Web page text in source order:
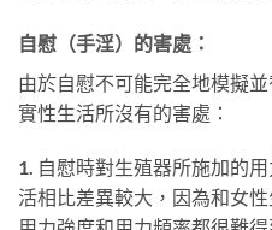
自慰（手淫）的害處：
由於自慰不可能完全地模擬
實性生活所沒有的害處：
1. 自慰時對生殖器所施加的
活相比差異較大，因為和女